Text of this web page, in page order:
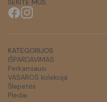
SEKITE MUS:
KATEGORIJOS
IŠPARDAVIMAS
Perkamiausi
VASAROS kolekcija
Šlepetės
Pledai